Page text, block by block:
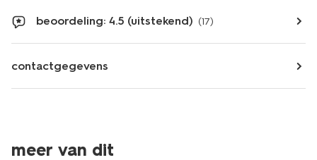
beoordeling: 4.5 (uitstekend) (17)
contactgegevens
meer van dit
korting